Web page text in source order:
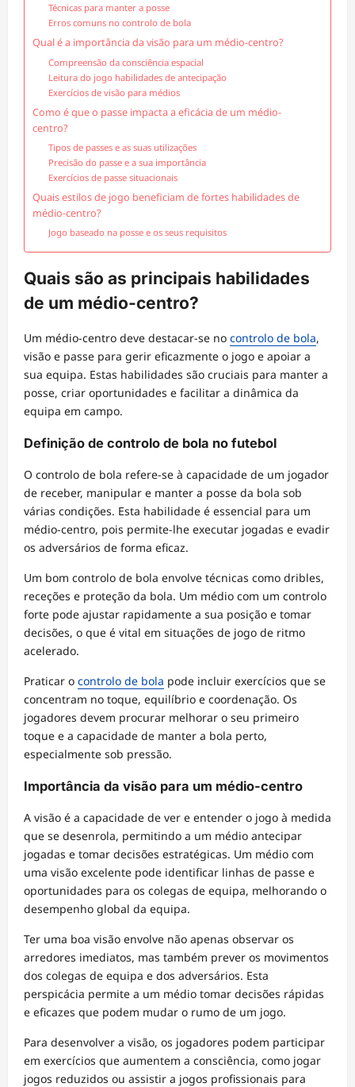
Técnicas para manter a posse
Erros comuns no controlo de bola
Qual é a importância da visão para um médio-centro?
Compreensão da consciência espacial
Leitura do jogo habilidades de antecipação
Exercícios de visão para médios
Como é que o passe impacta a eficácia de um médio-
centro?
Tipos de passes e as suas utilizações
Precisão do passe e a sua importância
Exercícios de passe situacionais
Quais estilos de jogo beneficiam de fortes habilidades de
médio-centro?
Jogo baseado na posse e os seus requisitos
Quais são as principais habilidades
de um médio-centro?
Um médio-centro deve destacar-se no controlo de bola,
visão e passe para gerir eficazmente o jogo e apoiar a
sua equipa. Estas habilidades são cruciais para manter a
posse, criar oportunidades e facilitar a dinâmica da
equipa em campo.
Definição de controlo de bola no futebol
O controlo de bola refere-se à capacidade de um jogador
de receber, manipular e manter a posse da bola sob
várias condições. Esta habilidade é essencial para um
médio-centro, pois permite-lhe executar jogadas e evadir
os adversários de forma eficaz.
Um bom controlo de bola envolve técnicas como dribles,
receções e proteção da bola. Um médio com um controlo
forte pode ajustar rapidamente a sua posição e tomar
decisões, o que é vital em situações de jogo de ritmo
acelerado.
Praticar o controlo de bola pode incluir exercícios que se
concentram no toque, equilíbrio e coordenação. Os
jogadores devem procurar melhorar o seu primeiro
toque e a capacidade de manter a bola perto,
especialmente sob pressão.
Importância da visão para um médio-centro
A visão é a capacidade de ver e entender o jogo à medida
que se desenrola, permitindo a um médio antecipar
jogadas e tomar decisões estratégicas. Um médio com
uma visão excelente pode identificar linhas de passe e
oportunidades para os colegas de equipa, melhorando o
desempenho global da equipa.
Ter uma boa visão envolve não apenas observar os
arredores imediatos, mas também prever os movimentos
dos colegas de equipa e dos adversários. Esta
perspicácia permite a um médio tomar decisões rápidas
e eficazes que podem mudar o rumo de um jogo.
Para desenvolver a visão, os jogadores podem participar
em exercícios que aumentem a consciência, como jogar
jogos reduzidos ou assistir a jogos profissionais para